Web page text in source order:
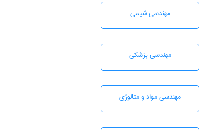
مهندسي شيمی
مهندسی پزشکی
مهندسی مواد و متالوژی